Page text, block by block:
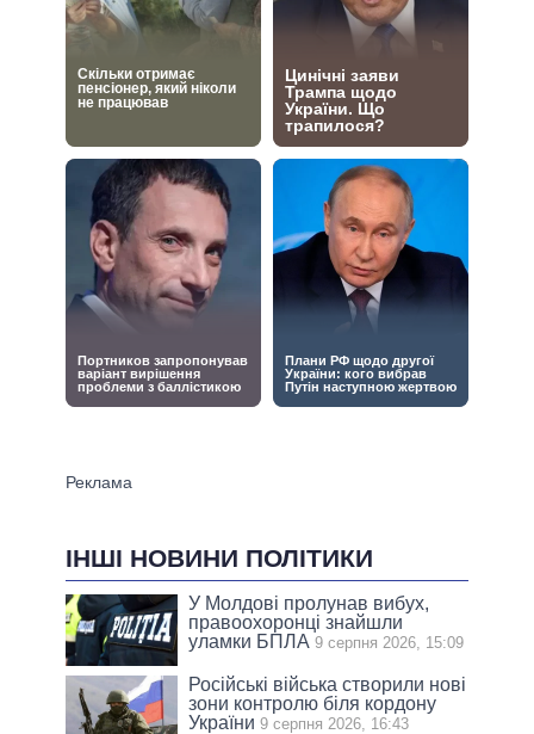
ІНШІ НОВИНИ ПОЛІТИКИ
У Молдові пролунав вибух,
правоохоронці знайшли
уламки БПЛА 9 серпня 2026, 15:09
Російські війська створили нові
зони контролю біля кордону
України 9 серпня 2026, 16:43